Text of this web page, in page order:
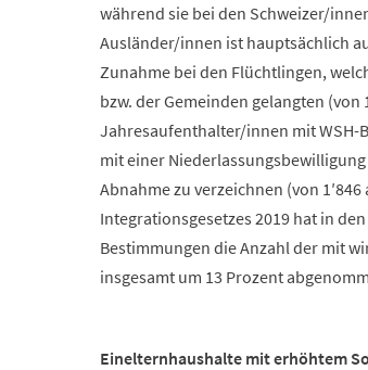
während sie bei den Schweizer/
Ausländer/innen ist hauptsächlich
Zunahme bei den Flüchtlingen,
bzw. der Gemeinden gelangten
Jahresaufenthalter/innen mit WSH-
mit einer
Abnahme zu verzeichnen (von
Integrationsgesetzes 2019 hat in
Bestimmungen die Anzahl der mit
insgesamt um 13 Prozent
Einelternhaushalte mit erhöhtem